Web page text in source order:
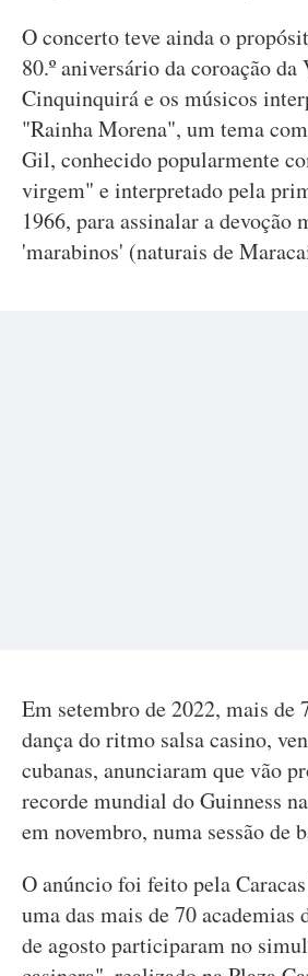
O concerto teve ainda o
80.º aniversário da coroação
Cinquinquirá e os músicos
"Rainha Morena", um tema
Gil, conhecido popularmente
virgem" e interpretado pela
1966, para assinalar a devoção
'marabinos' (naturais de
Em setembro de 2022, mais de
dança do ritmo salsa casino,
cubanas, anunciaram que vão
recorde mundial do Guinness
em novembro, numa sessão de
O anúncio foi feito pela
uma das mais de 70 academias
de agosto participaram no